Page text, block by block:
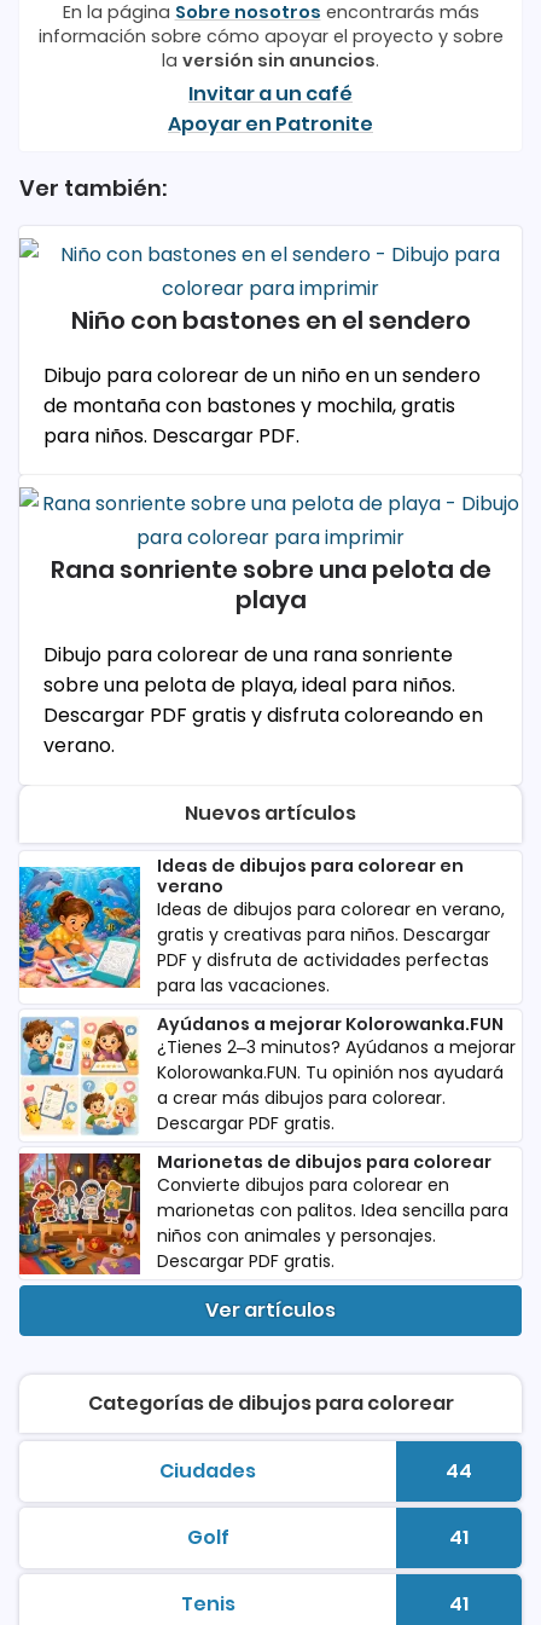
En la página Sobre nosotros encontrarás más
información sobre cómo apoyar el proyecto y sobre
la versión sin anuncios.
Invitar a un café
Apoyar en Patronite
Ver también:
Niño con bastones en el sendero
Dibujo para colorear de un niño en un sendero
de montaña con bastones y mochila, gratis
para niños. Descargar PDF.
Rana sonriente sobre una pelota de
playa
Dibujo para colorear de una rana sonriente
sobre una pelota de playa, ideal para niños.
Descargar PDF gratis y disfruta coloreando en
verano.
Nuevos artículos
Ideas de dibujos para colorear en
verano
Ideas de dibujos para colorear en verano,
gratis y creativas para niños. Descargar
PDF y disfruta de actividades perfectas
para las vacaciones.
Ayúdanos a mejorar Kolorowanka.FUN
¿Tienes 2–3 minutos? Ayúdanos a mejorar
Kolorowanka.FUN. Tu opinión nos ayudará
a crear más dibujos para colorear.
Descargar PDF gratis.
Marionetas de dibujos para colorear
Convierte dibujos para colorear en
marionetas con palitos. Idea sencilla para
niños con animales y personajes.
Descargar PDF gratis.
Ver artículos
Categorías de dibujos para colorear
Ciudadesdibujos para colorear para44
Golfdibujos para colorear para41
Tenisdibujos para colorear para41